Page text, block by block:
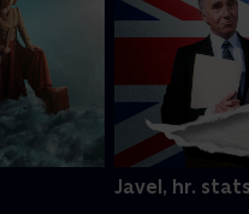
Javel, hr.